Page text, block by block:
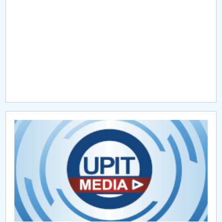
Chestionar angajabilitate ALUMNI – UPB
CAR2026
MENIU CANTINA
AI
EDUDATA